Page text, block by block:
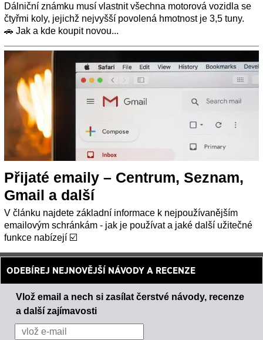
Dálniční známku musí vlastnit všechna motorová vozidla se
čtyřmi koly, jejichž nejvyšší povolená hmotnost je 3,5 tuny.
🚗 Jak a kde koupit novou...
Přijaté emaily – Centrum, Seznam,
Gmail a další
V článku najdete základní informace k nejpoužívanějším
emailovým schránkám - jak je používat a jaké další užitečné
funkce nabízejí ☑️
ODEBÍREJ NEJNOVĚJŠÍ NÁVODY A RECENZE
Vlož email a nech si zasílat čerstvé návody, recenze
a další zajímavosti